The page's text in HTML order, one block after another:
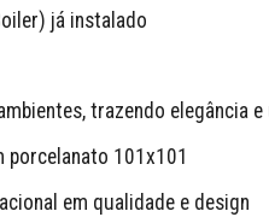
já instalado
trazendo elegância
porcelanato 101x101
em qualidade e design